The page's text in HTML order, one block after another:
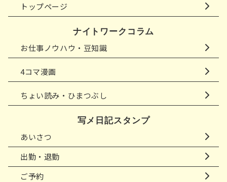
トップページ
ナイトワークコラム
お仕事ノウハウ・豆知識
4コマ漫画
ちょい読み・ひまつぶし
写メ日記スタンプ
あいさつ
出勤・退勤
ご予約